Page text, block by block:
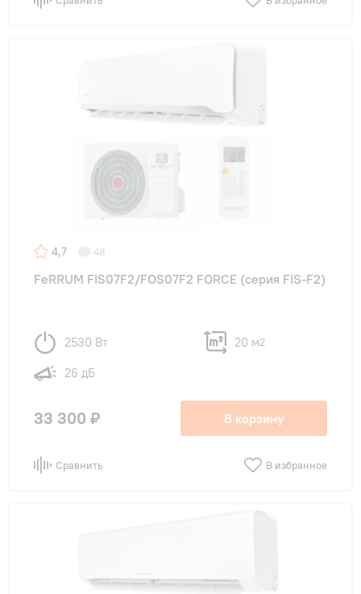
4,7 48
FeRRUM FIS07F2/FOS07F2 FORCE (cерия FIS-F2)
2530 Вт 20 м2
26 дБ
33 300 ₽ В корзину
Сравнить В избранное